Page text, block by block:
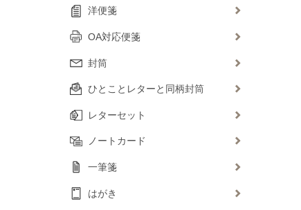
洋便箋
OA対応便箋
封筒
ひとことレターと同柄封筒
レターセット
ノートカード
一筆箋
はがき